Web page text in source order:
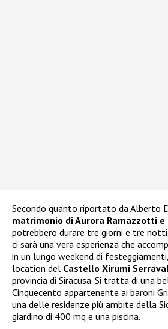
Secondo quanto riportato da Alberto
matrimonio di Aurora Ramazzotti e
potrebbero durare tre giorni e tre
ci sarà una vera esperienza che
in un lungo weekend di
location del Castello Xirumi
provincia di Siracusa. Si tratta di una
Cinquecento appartenente ai baroni
una delle residenze più ambite della
giardino di 400 mq e una piscina.